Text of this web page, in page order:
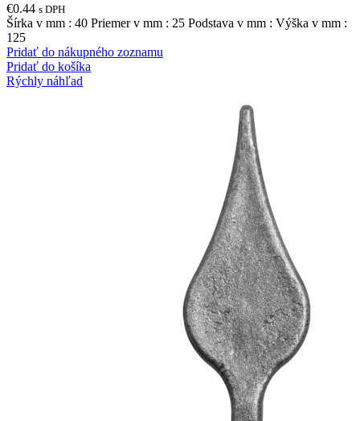
€0.44 s DPH
Šírka v mm : 40 Priemer v mm : 25 Podstava v mm : Výška v mm :
125
Pridať do nákupného zoznamu
Pridať do košíka
Rýchly náhľad